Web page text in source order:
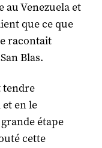
au Venezuela et
que ce que
racontait
Blas.
tendre
en le
étape
cette